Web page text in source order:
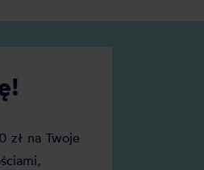
zł na Twoje